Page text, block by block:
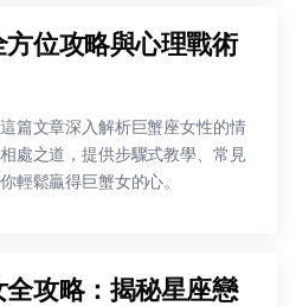
位攻略與心理戰術
篇文章深入解析巨蟹座女性的情
處之道，提供步驟式教學、常見
輕鬆贏得巨蟹女的心。
攻略：揭秘星座戀